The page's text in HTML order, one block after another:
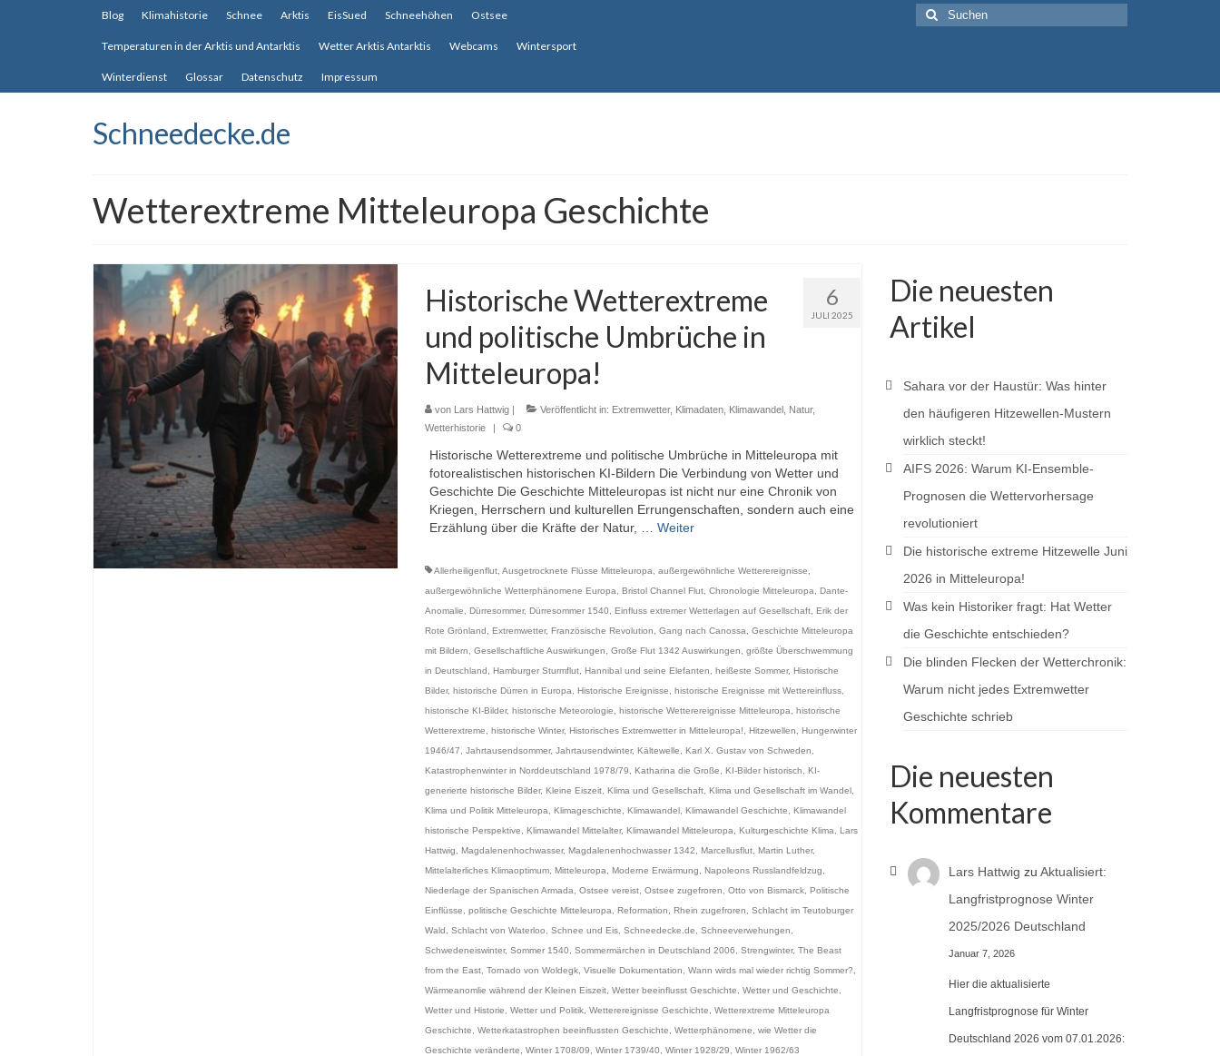
Blog Klimahistorie Schnee Arktis EisSued Schneehöhen Ostsee
Temperaturen in der Arktis und Antarktis Wetter Arktis Antarktis Webcams Wintersport
Winterdienst Glossar Datenschutz Impressum
Suche
nach:
Schneedecke.de
Wetterextreme Mitteleuropa Geschichte
6
JULI 2025
Historische Wetterextreme
und politische Umbrüche in
Mitteleuropa!
von Lars Hattwig| Veröffentlicht in: Extremwetter, Klimadaten, Klimawandel, Natur,
Wetterhistorie
| 0
Historische Wetterextreme und politische Umbrüche in Mitteleuropa mit
fotorealistischen historischen KI-Bildern Die Verbindung von Wetter und
Geschichte Die Geschichte Mitteleuropas ist nicht nur eine Chronik von
Kriegen, Herrschern und kulturellen Errungenschaften, sondern auch eine
Erzählung über die Kräfte der Natur, … Weiter
Allerheiligenflut, Ausgetrocknete Flüsse Mitteleuropa außergewöhnliche Wetterereignisse
außergewöhnliche Wetterphänomene Europa
Bristol Channel Flut, Chronologie Mitteleuropa
Dante-
Anomalie
Dürresommer, Dürresommer 1540 Einfluss extremer Wetterlagen auf Gesellschaft, Erik der
Rote Grönland
Extremwetter, Französische Revolution Gang nach Canossa
Geschichte Mitteleuropa
mit Bildern
Gesellschaftliche Auswirkungen Große Flut 1342 Auswirkungen
größte Überschwemmung
in Deutschland
Hamburger Sturmflut, Hannibal und seine Elefanten heißeste Sommer, Historische
Bilder, historische Dürren in Europa Historische Ereignisse historische Ereignisse mit Wettereinfluss,
historische KI-Bilder, historische Meteorologie historische Wetterereignisse Mitteleuropa
historische
Wetterextreme
historische Winter, Historisches Extremwetter in Mitteleuropa! Hitzewellen
Hungerwinter
1946/47
Jahrtausendsommer, Jahrtausendwinter, Kältewelle Karl X. Gustav von Schweden
Katastrophenwinter in Norddeutschland 1978/79
Katharina die Große KI-Bilder historisch
KI-
generierte historische Bilder, Kleine Eiszeit, Klima und Gesellschaft, Klima und Gesellschaft im Wandel,
Klima und Politik Mitteleuropa
Klimageschichte Klimawandel, Klimawandel Geschichte
Klimawandel
historische Perspektive
Klimawandel Mittelalter, Klimawandel Mitteleuropa Kulturgeschichte Klima
Lars
Hattwig
Magdalenenhochwasser, Magdalenenhochwasser 1342 Marcellusflut, Martin Luther,
Mittelalterliches Klimaoptimum, Mitteleuropa Moderne Erwärmung Napoleons Russlandfeldzug
Niederlage der Spanischen Armada
Ostsee vereist, Ostsee zugefroren Otto von Bismarck, Politische
Einflüsse
politische Geschichte Mitteleuropa Reformation Rhein zugefroren
Schlacht im Teutoburger
Wald
Schlacht von Waterloo Schnee und Eis, Schneedecke.de Schneeverwehungen
Schwedeneiswinter, Sommer 1540 Sommermärchen in Deutschland 2006 Strengwinter, The Beast
from the East, Tornado von Woldegk, Visuelle Dokumentation Wann wirds mal wieder richtig Sommer?
Wärmeanomlie während der Kleinen Eiszeit, Wetter beeinflusst Geschichte Wetter und Geschichte
Wetter und Historie
Wetter und Politik, Wetterereignisse Geschichte
Wetterextreme Mitteleuropa
Geschichte
Wetterkatastrophen beeinflussten Geschichte Wetterphänomene
wie Wetter die
Geschichte veränderte
Winter 1708/09 Winter 1739/40 Winter 1928/29 Winter 1962/63
Die neuesten
Artikel
Sahara vor der Haustür: Was hinter
den häufigeren Hitzewellen-Mustern
wirklich steckt!
AIFS 2026: Warum KI-Ensemble-
Prognosen die Wettervorhersage
revolutioniert
Die historische extreme Hitzewelle Juni
2026 in Mitteleuropa!
Was kein Historiker fragt: Hat Wetter
die Geschichte entschieden?
Die blinden Flecken der Wetterchronik:
Warum nicht jedes Extremwetter
Geschichte schrieb
Die neuesten
Kommentare
Lars Hattwig zu Aktualisiert:
Langfristprognose Winter
2025/2026 Deutschland
Januar 7, 2026
Hier die aktualisierte
Langfristprognose für Winter
Deutschland 2026 vom 07.01.2026: